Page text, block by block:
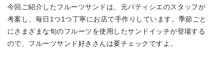
今回ご紹介したフルーツサンドは、元パティシエのスタッフが
考案し、毎日1つ1つ丁寧にお店で手作りしています。季節ごと
にさまざまな旬のフルーツを使用したサンドイッチが登場する
ので、フルーツサンド好きさんは要チェックですよ。